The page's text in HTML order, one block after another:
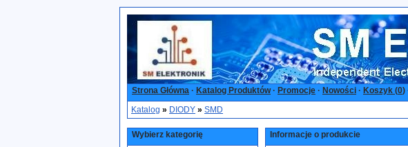
Strona Główna · Katalog Produktów· Promocje · Nowości · Koszyk (0)
Katalog » DIODY » SMD
Wybierz kategorię
Informacje o produkcie